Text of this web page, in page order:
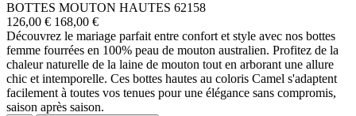
BOTTES MOUTON HAUTES 62158
126,00 € 168,00 €
Découvrez le mariage parfait entre confort et style avec nos bottes
femme fourrées en 100% peau de mouton australien. Profitez de la
chaleur naturelle de la laine de mouton tout en arborant une allure
chic et intemporelle. Ces bottes hautes au coloris Camel s'adaptent
facilement à toutes vos tenues pour une élégance sans compromis,
saison après saison.